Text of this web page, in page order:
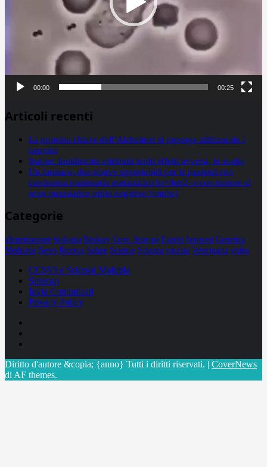
00:00 00:25
Articoli recenti
La proteina chiave dell’Alzheimer si propaga utilizzando i
neuroni
Statine: inutilmente attribuiti molti effetti avversi, lo studio
Un farmaco, due nuove opportunità per le pazienti con
carcinoma mammario metastatico hr+/her2- e con tumore al
seno metastatico triplo negativo (mtnbc)
Categorie
alimentazione biologia Biology Com. Stampa Epatiti featured Genetica
Medicina News Ricerca Salute Science Scienza vaccini Veterinaria video
CCSVI e Sclerosi Multipla
Sitemap
Invia Comunicati
Privacy Policy
Diritto d'autore &copia; {anno} Tutti i diritti riservati. | CoverNews
di AF themes.